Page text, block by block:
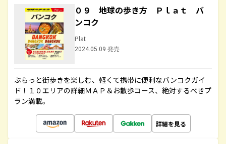
０９ 地球の歩き方 Ｐｌａｔ バ
ンコク
Plat
2024.05.09 発売
ぷらっと街歩きを楽しむ、軽くて携帯に便利なバンコクガイ
ド！１０エリアの詳細ＭＡＰ＆お散歩コース、絶対するべきプ
ラン満載。
詳細を見る